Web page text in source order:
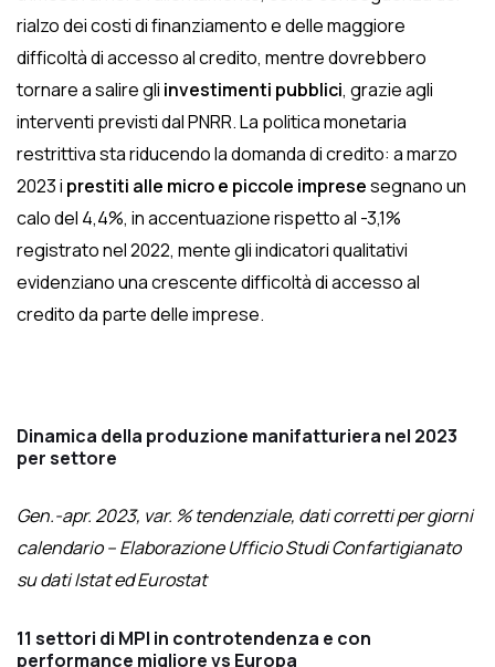
rialzo dei costi di finanziamento e delle maggiore
difficoltà di accesso al credito, mentre dovrebbero
tornare a salire gli investimenti pubblici, grazie agli
interventi previsti dal PNRR. La politica monetaria
restrittiva sta riducendo la domanda di credito: a marzo
2023 i prestiti alle micro e piccole impresesegnano un
calo del 4,4%, in accentuazione rispetto al -3,1%
registrato nel 2022, mente gli indicatori qualitativi
evidenziano una crescente difficoltà di accesso al
credito da parte delle imprese.
Dinamica della produzione manifatturiera nel 2023
per settore
Gen.-apr. 2023, var. % tendenziale, dati corretti per giorni
calendario – Elaborazione Ufficio Studi Confartigianato
su dati Istat ed Eurostat
11 settori di MPI in controtendenza e con
performance migliore vs Europa